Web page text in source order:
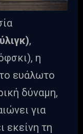
,
η
ευάλωτο
δύναμη,
για
εκείνη τη